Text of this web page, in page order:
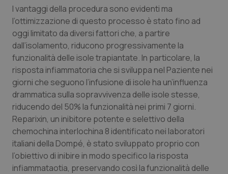
Puglia
Sardegna
Sicilia
Toscana
Umbria
Valle D’Aosta
Malattie rare
Malattia di Crohn & Rettocolite Ulcerosa
Neuroscienze & patologie neurodegenerative
Obesità
Oftalmologia
Oncodermatologia
I vantaggi della procedura sono evidenti ma
l’ottimizzazione di questo processo è stato fino ad
oggi limitato da diversi fattori che, a partire
dall’isolamento, riducono progressivamente la
funzionalità delle isole trapiantate. In particolare, la
risposta infiammatoria che si sviluppa nel Paziente nei
giorni che seguono l’infusione di isole ha un’influenza
drammatica sulla sopravvivenza delle isole stesse,
riducendo del 50% la funzionalità nei primi 7 giorni.
Reparixin, un inibitore potente e selettivo della
chemochina interlochina 8 identificato nei laboratori
italiani della Dompé, è stato sviluppato proprio con
l’obiettivo di inibire in modo specifico la risposta
infiammataotia, preservando così la funzionalità delle